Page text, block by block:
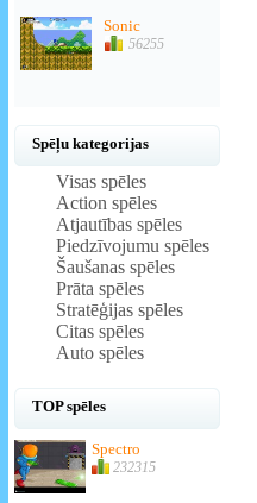
Sonic
56255
Spēļu kategorijas
Visas spēles
Action spēles
Atjautības spēles
Piedzīvojumu spēles
Šaušanas spēles
Prāta spēles
Stratēģijas spēles
Citas spēles
Auto spēles
TOP spēles
Spectro
232315